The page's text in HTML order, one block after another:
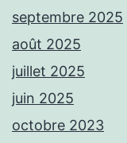
septembre 2025
août 2025
juillet 2025
juin 2025
octobre 2023